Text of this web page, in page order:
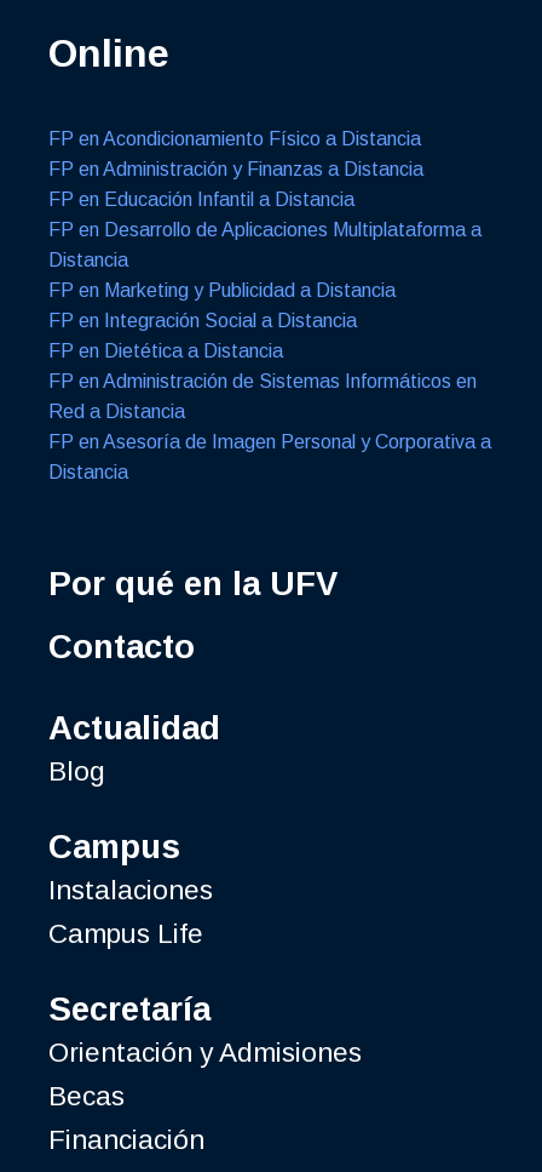
Online
FP en Acondicionamiento Físico a Distancia
FP en Administración y Finanzas a Distancia
FP en Educación Infantil a Distancia
FP en Desarrollo de Aplicaciones Multiplataforma a
Distancia
FP en Marketing y Publicidad a Distancia
FP en Integración Social a Distancia
FP en Dietética a Distancia
FP en Administración de Sistemas Informáticos en
Red a Distancia
FP en Asesoría de Imagen Personal y Corporativa a
Distancia
Por qué en la UFV
Contacto
Actualidad
Blog
Campus
Instalaciones
Campus Life
Secretaría
Orientación y Admisiones
Becas
Financiación